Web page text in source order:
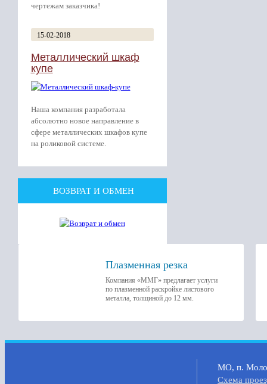
чертежам заказчика!
15-02-2018
Металлический шкаф
купе
Наша компания разработала
абсолютно новое направление в
сфере металлических шкафов купе
на роликовой системе.
ВОЗВРАТ И ОБМЕН
Плазменная резка
Компания «ММГ» предлагает услуги
по плазменной раскройке листового
металла, толщиной до 12 мм.
МО, п.
Cхема